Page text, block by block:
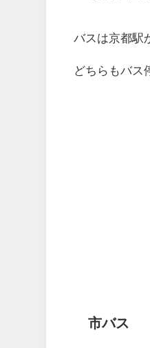
バスは京都駅
どちらもバス
市バス